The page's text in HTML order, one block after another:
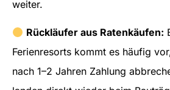
weiter.
Rückläufer aus Ratenkäufen:
Ferienresorts kommt es häufig
nach 1–2 Jahren Zahlung